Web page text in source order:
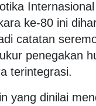
ke-80 ini
catatan
penegakan
terintegrasi.
yang dinilai